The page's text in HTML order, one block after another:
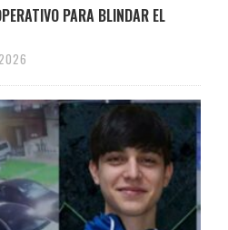
PARA BLINDAR EL